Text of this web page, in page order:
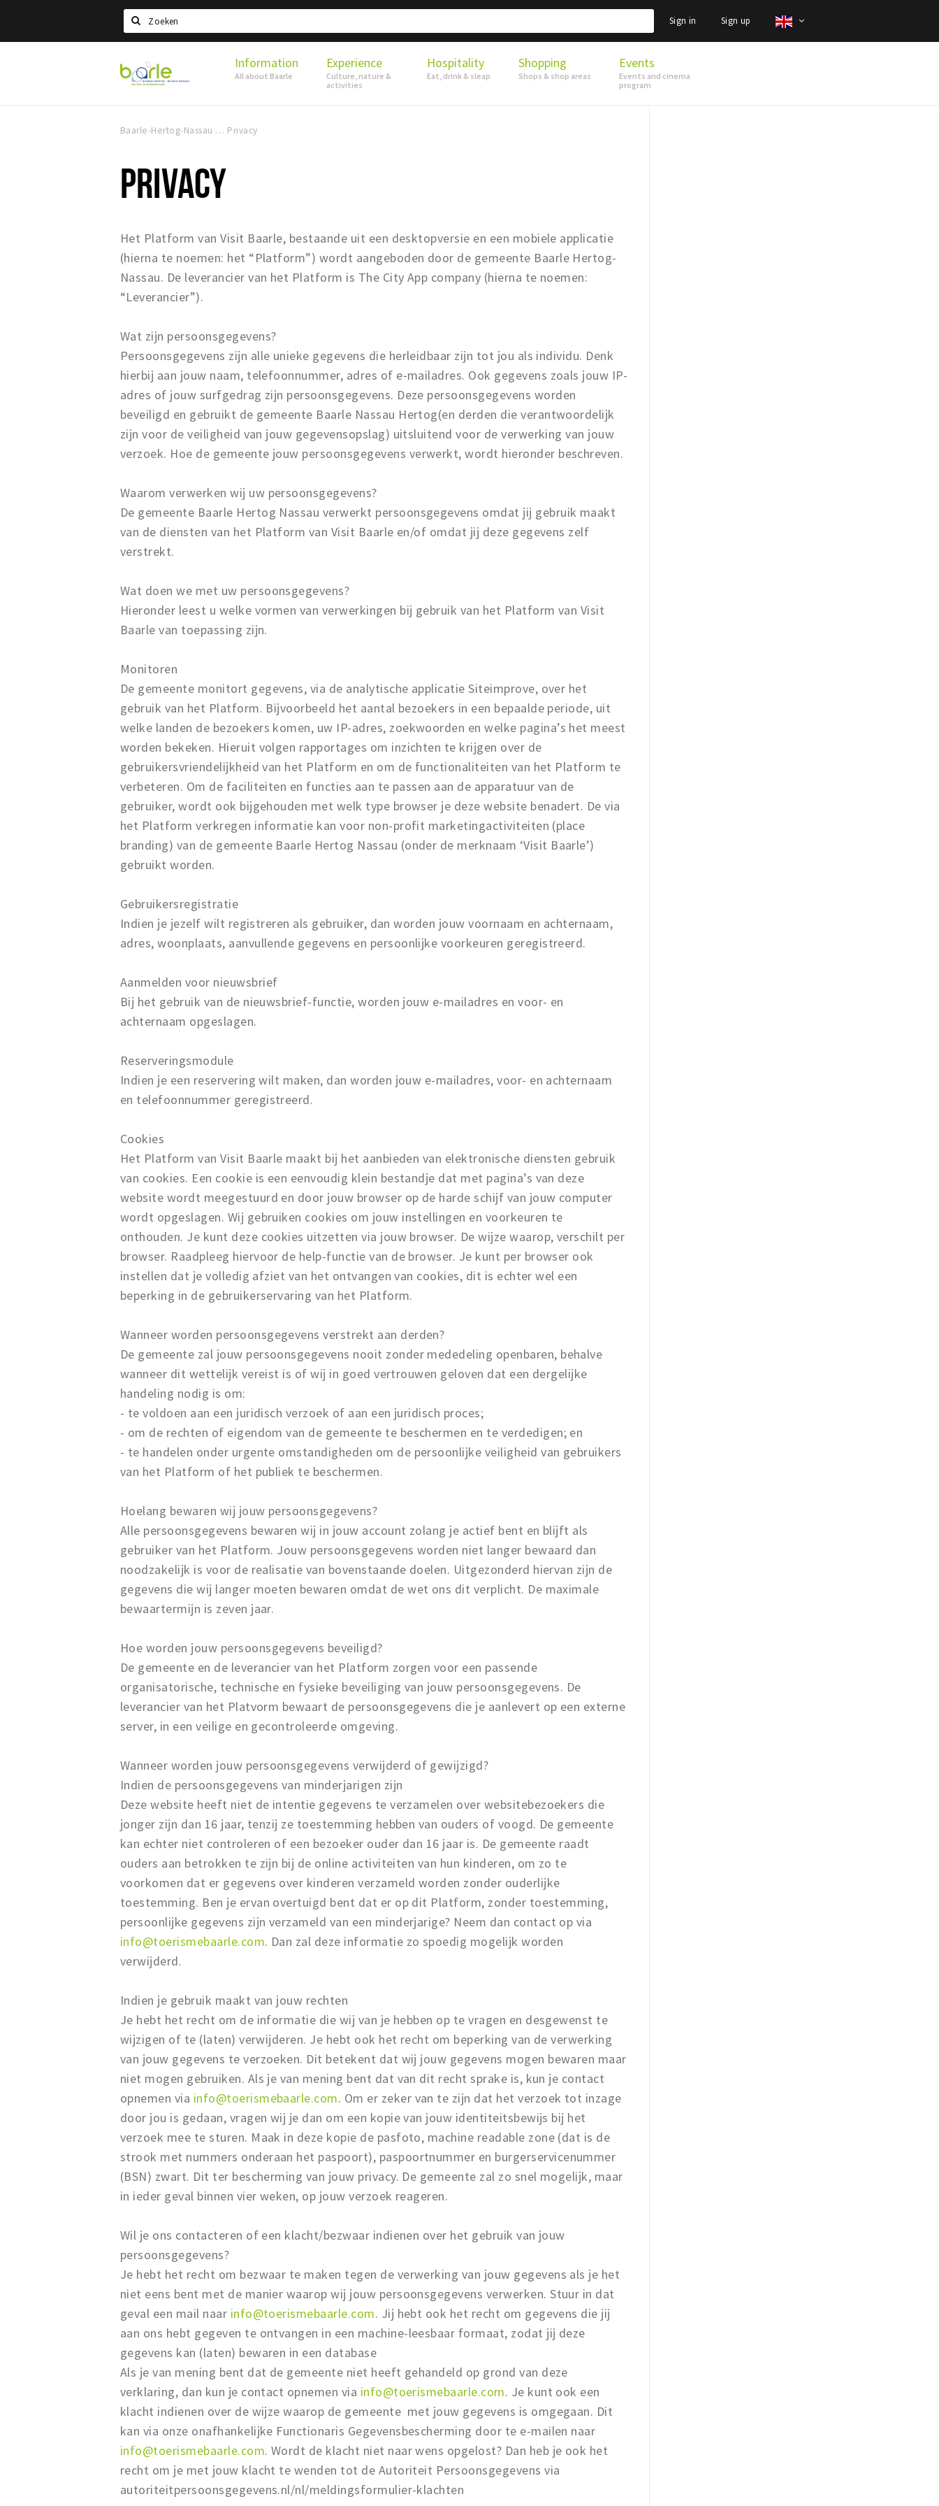
Search
Sign in Sign up
Visit
Baarle
Information
All about Baarle
Experience
Culture, nature &
activities
Hospitality
Eat, drink & sleap
Shopping
Shops & shop areas
Events
Events and cinema
program
Baarle-Hertog-Nassau Privacy
PRIVACY
Het Platform van Visit Baarle, bestaande uit een desktopversie en een mobiele applicatie
(hierna te noemen: het “Platform”) wordt aangeboden door de gemeente Baarle Hertog-
Nassau. De leverancier van het Platform is The City App company (hierna te noemen:
“Leverancier”).
Wat zijn persoonsgegevens?
Persoonsgegevens zijn alle unieke gegevens die herleidbaar zijn tot jou als individu. Denk
hierbij aan jouw naam, telefoonnummer, adres of e-mailadres. Ook gegevens zoals jouw IP-
adres of jouw surfgedrag zijn persoonsgegevens. Deze persoonsgegevens worden
beveiligd en gebruikt de gemeente Baarle Nassau Hertog(en derden die verantwoordelijk
zijn voor de veiligheid van jouw gegevensopslag) uitsluitend voor de verwerking van jouw
verzoek. Hoe de gemeente jouw persoonsgegevens verwerkt, wordt hieronder beschreven.
Waarom verwerken wij uw persoonsgegevens?
De gemeente Baarle Hertog Nassau verwerkt persoonsgegevens omdat jij gebruik maakt
van de diensten van het Platform van Visit Baarle en/of omdat jij deze gegevens zelf
verstrekt.
Wat doen we met uw persoonsgegevens?
Hieronder leest u welke vormen van verwerkingen bij gebruik van het Platform van Visit
Baarle van toepassing zijn.
Monitoren
De gemeente monitort gegevens, via de analytische applicatie Siteimprove, over het
gebruik van het Platform. Bijvoorbeeld het aantal bezoekers in een bepaalde periode, uit
welke landen de bezoekers komen, uw IP-adres, zoekwoorden en welke pagina’s het meest
worden bekeken. Hieruit volgen rapportages om inzichten te krijgen over de
gebruikersvriendelijkheid van het Platform en om de functionaliteiten van het Platform te
verbeteren. Om de faciliteiten en functies aan te passen aan de apparatuur van de
gebruiker, wordt ook bijgehouden met welk type browser je deze website benadert. De via
het Platform verkregen informatie kan voor non-profit marketingactiviteiten (place
branding) van de gemeente Baarle Hertog Nassau (onder de merknaam ‘Visit Baarle’)
gebruikt worden.
Gebruikersregistratie
Indien je jezelf wilt registreren als gebruiker, dan worden jouw voornaam en achternaam,
adres, woonplaats, aanvullende gegevens en persoonlijke voorkeuren geregistreerd.
Aanmelden voor nieuwsbrief
Bij het gebruik van de nieuwsbrief-functie, worden jouw e-mailadres en voor- en
achternaam opgeslagen.
Reserveringsmodule
Indien je een reservering wilt maken, dan worden jouw e-mailadres, voor- en achternaam
en telefoonnummer geregistreerd.
Cookies
Het Platform van Visit Baarle maakt bij het aanbieden van elektronische diensten gebruik
van cookies. Een cookie is een eenvoudig klein bestandje dat met pagina’s van deze
website wordt meegestuurd en door jouw browser op de harde schijf van jouw computer
wordt opgeslagen. Wij gebruiken cookies om jouw instellingen en voorkeuren te
onthouden. Je kunt deze cookies uitzetten via jouw browser. De wijze waarop, verschilt per
browser. Raadpleeg hiervoor de help-functie van de browser. Je kunt per browser ook
instellen dat je volledig afziet van het ontvangen van cookies, dit is echter wel een
beperking in de gebruikerservaring van het Platform.
Wanneer worden persoonsgegevens verstrekt aan derden?
De gemeente zal jouw persoonsgegevens nooit zonder mededeling openbaren, behalve
wanneer dit wettelijk vereist is of wij in goed vertrouwen geloven dat een dergelijke
handeling nodig is om:
- te voldoen aan een juridisch verzoek of aan een juridisch proces;
- om de rechten of eigendom van de gemeente te beschermen en te verdedigen; en
- te handelen onder urgente omstandigheden om de persoonlijke veiligheid van gebruikers
van het Platform of het publiek te beschermen.
Hoelang bewaren wij jouw persoonsgegevens?
Alle persoonsgegevens bewaren wij in jouw account zolang je actief bent en blijft als
gebruiker van het Platform. Jouw persoonsgegevens worden niet langer bewaard dan
noodzakelijk is voor de realisatie van bovenstaande doelen. Uitgezonderd hiervan zijn de
gegevens die wij langer moeten bewaren omdat de wet ons dit verplicht. De maximale
bewaartermijn is zeven jaar.
Hoe worden jouw persoonsgegevens beveiligd?
De gemeente en de leverancier van het Platform zorgen voor een passende
organisatorische, technische en fysieke beveiliging van jouw persoonsgegevens. De
leverancier van het Platvorm bewaart de persoonsgegevens die je aanlevert op een externe
server, in een veilige en gecontroleerde omgeving.
Wanneer worden jouw persoonsgegevens verwijderd of gewijzigd?
Indien de persoonsgegevens van minderjarigen zijn
Deze website heeft niet de intentie gegevens te verzamelen over websitebezoekers die
jonger zijn dan 16 jaar, tenzij ze toestemming hebben van ouders of voogd. De gemeente
kan echter niet controleren of een bezoeker ouder dan 16 jaar is. De gemeente raadt
ouders aan betrokken te zijn bij de online activiteiten van hun kinderen, om zo te
voorkomen dat er gegevens over kinderen verzameld worden zonder ouderlijke
toestemming. Ben je ervan overtuigd bent dat er op dit Platform, zonder toestemming,
persoonlijke gegevens zijn verzameld van een minderjarige? Neem dan contact op via
info@toerismebaarle.com. Dan zal deze informatie zo spoedig mogelijk worden
verwijderd.
Indien je gebruik maakt van jouw rechten
Je hebt het recht om de informatie die wij van je hebben op te vragen en desgewenst te
wijzigen of te (laten) verwijderen. Je hebt ook het recht om beperking van de verwerking
van jouw gegevens te verzoeken. Dit betekent dat wij jouw gegevens mogen bewaren maar
niet mogen gebruiken. Als je van mening bent dat van dit recht sprake is, kun je contact
opnemen via info@toerismebaarle.com. Om er zeker van te zijn dat het verzoek tot inzage
door jou is gedaan, vragen wij je dan om een kopie van jouw identiteitsbewijs bij het
verzoek mee te sturen. Maak in deze kopie de pasfoto, machine readable zone (dat is de
strook met nummers onderaan het paspoort), paspoortnummer en burgerservicenummer
(BSN) zwart. Dit ter bescherming van jouw privacy. De gemeente zal zo snel mogelijk, maar
in ieder geval binnen vier weken, op jouw verzoek reageren.
Wil je ons contacteren of een klacht/bezwaar indienen over het gebruik van jouw
persoonsgegevens?
Je hebt het recht om bezwaar te maken tegen de verwerking van jouw gegevens als je het
niet eens bent met de manier waarop wij jouw persoonsgegevens verwerken. Stuur in dat
geval een mail naar info@toerismebaarle.com. Jij hebt ook het recht om gegevens die jij
aan ons hebt gegeven te ontvangen in een machine-leesbaar formaat, zodat jij deze
gegevens kan (laten) bewaren in een database
Als je van mening bent dat de gemeente niet heeft gehandeld op grond van deze
verklaring, dan kun je contact opnemen via info@toerismebaarle.com. Je kunt ook een
klacht indienen over de wijze waarop de gemeente met jouw gegevens is omgegaan. Dit
kan via onze onafhankelijke Functionaris Gegevensbescherming door te e-mailen naar
info@toerismebaarle.com. Wordt de klacht niet naar wens opgelost? Dan heb je ook het
recht om je met jouw klacht te wenden tot de Autoriteit Persoonsgegevens via
autoriteitpersoonsgegevens.nl/nl/meldingsformulier-klachten